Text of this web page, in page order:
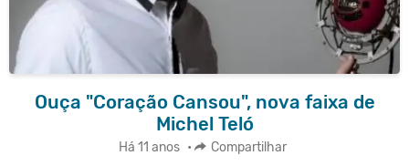
Ouça "Coração Cansou", nova faixa de
Michel Teló
Há 11 anos • Compartilhar